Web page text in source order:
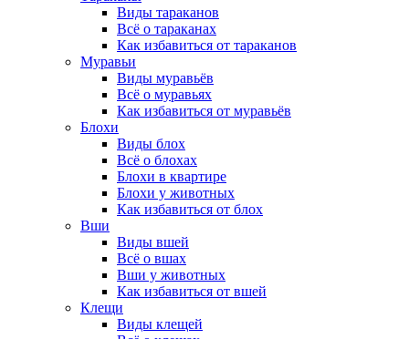
Виды тараканов
Всё о тараканах
Как избавиться от тараканов
Муравьи
Виды муравьёв
Всё о муравьях
Как избавиться от муравьёв
Блохи
Виды блох
Всё о блохах
Блохи в квартире
Блохи у животных
Как избавиться от блох
Вши
Виды вшей
Всё о вшах
Вши у животных
Как избавиться от вшей
Клещи
Виды клещей